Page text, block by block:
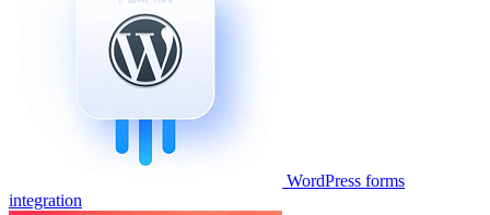
WordPress forms
integration